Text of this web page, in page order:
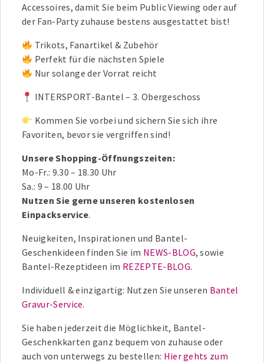
Accessoires, damit Sie beim Public Viewing oder auf
der Fan-Party zuhause bestens ausgestattet bist!
Trikots, Fanartikel & Zubehör
Perfekt für die nächsten Spiele
Nur solange der Vorrat reicht
INTERSPORT-Bantel – 3. Obergeschoss
Kommen Sie vorbei und sichern Sie sich ihre
Favoriten, bevor sie vergriffen sind!
Unsere Shopping-Öffnungszeiten:
Mo-Fr.: 9.30 – 18.30 Uhr
Sa.: 9 – 18.00 Uhr
Nutzen Sie gerne unseren kostenlosen
Einpackservice.
Neuigkeiten, Inspirationen und Bantel-
Geschenkideen finden Sie im NEWS-BLOG, sowie
Bantel-Rezeptideen im REZEPTE-BLOG.
Individuell & einzigartig: Nutzen Sie unseren Bantel
Gravur-Service.
Sie haben jederzeit die Möglichkeit, Bantel-
Geschenkkarten ganz bequem von zuhause oder
auch von unterwegs zu bestellen: Hier gehts zum